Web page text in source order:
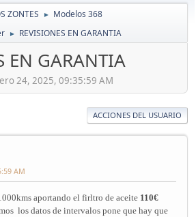
ZONTES ► Modelos 368
► REVISIONES EN GARANTIA
EN GARANTIA
24, 2025, 09:35:59 AM
ACCIONES DEL USUARIO
AM
aportando el firltro de aceite 110€
los datos de intervalos pone que hay que